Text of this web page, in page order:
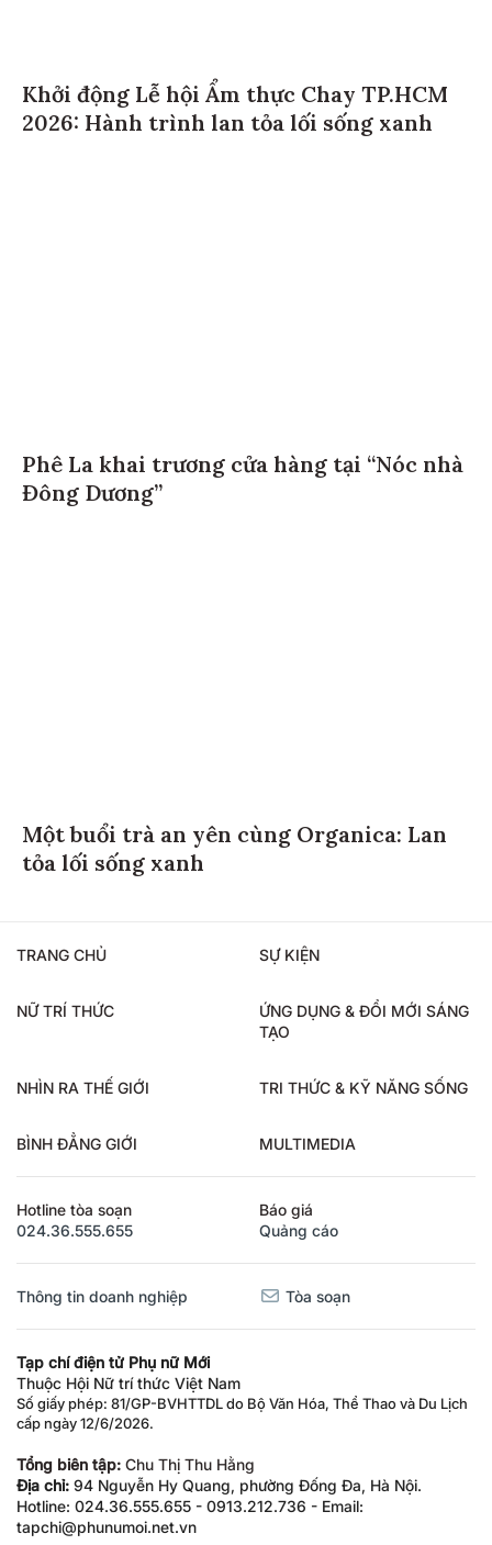
Khởi động Lễ hội Ẩm thực Chay TP.HCM
2026: Hành trình lan tỏa lối sống xanh
Phê La khai trương cửa hàng tại “Nóc nhà
Đông Dương”
Một buổi trà an yên cùng Organica: Lan
tỏa lối sống xanh
TRANG CHỦ SỰ KIỆN
NỮ TRÍ THỨC
ỨNG DỤNG & ĐỔI MỚI SÁNG
TẠO
NHÌN RA THẾ GIỚI TRI THỨC & KỸ NĂNG SỐNG
BÌNH ĐẲNG GIỚI MULTIMEDIA
Hotline tòa soạn
024.36.555.655
Báo giá
Quảng cáo
Thông tin doanh nghiệp Tòa soạn
Tạp chí điện tử Phụ nữ Mới
Thuộc Hội Nữ trí thức Việt Nam
Số giấy phép: 81/GP-BVHTTDL do Bộ Văn Hóa, Thể Thao và Du Lịch
cấp ngày 12/6/2026.
Tổng biên tập: Chu Thị Thu Hằng
Địa chỉ: 94 Nguyễn Hy Quang, phường Đống Đa, Hà Nội.
Hotline: 024.36.555.655 - 0913.212.736 - Email:
tapchi@phunumoi.net.vn